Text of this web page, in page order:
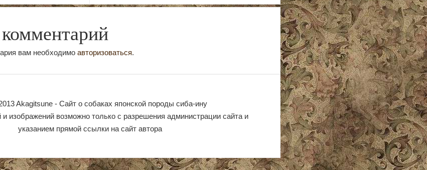
вам необходимо авторизоваться.
Akagitsune - Сайт о собаках японской породы сиба-ину
и изображений возможно только с разрешения администрации сайта и
указанием прямой ссылки на сайт автора